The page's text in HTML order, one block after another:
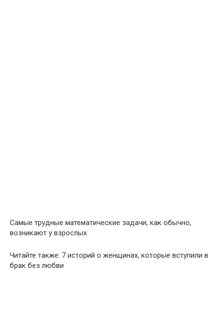
Самые трудные математические задачи, как обычно,
возникают у взрослых.
Читайте также: 7 историй о женщинах, которые вступили в
брак без любви